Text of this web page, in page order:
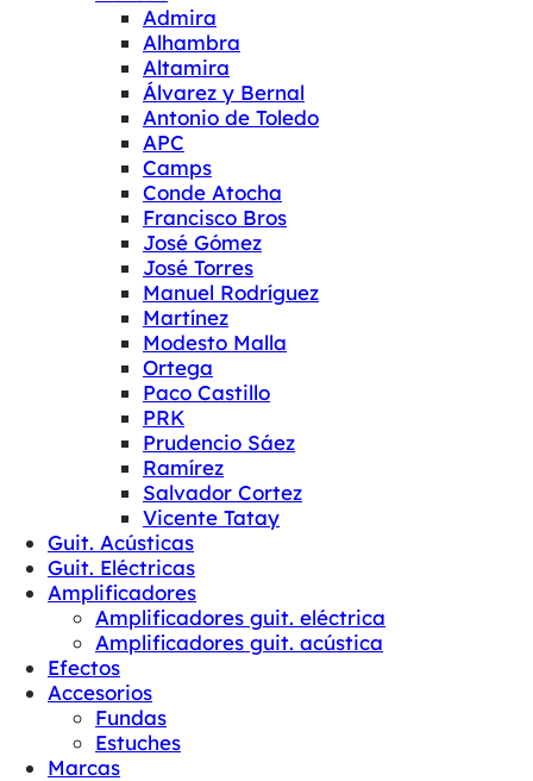
Admira
Alhambra
Altamira
Álvarez y Bernal
Antonio de Toledo
APC
Camps
Conde Atocha
Francisco Bros
José Gómez
José Torres
Manuel Rodríguez
Martínez
Modesto Malla
Ortega
Paco Castillo
PRK
Prudencio Sáez
Ramírez
Salvador Cortez
Vicente Tatay
Guit. Acústicas
Guit. Eléctricas
Amplificadores
Amplificadores guit. eléctrica
Amplificadores guit. acústica
Efectos
Accesorios
Fundas
Estuches
Marcas